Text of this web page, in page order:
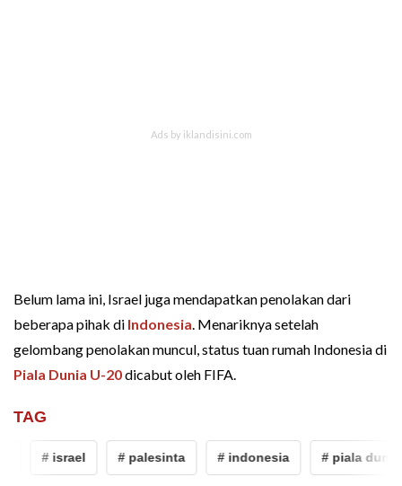
Belum lama ini, Israel juga mendapatkan penolakan dari
beberapa pihak di Indonesia. Menariknya setelah
gelombang penolakan muncul, status tuan rumah Indonesia di
Piala Dunia U-20dicabut oleh FIFA.
TAG
# israel # palesinta # indonesia # piala dunia